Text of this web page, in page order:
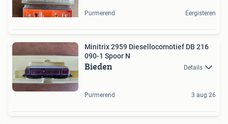
Purmerend Eergisteren
Minitrix 2959 Diesellocomotief DB 216
090-1 Spoor N
Bieden Details
Purmerend 3 aug 26